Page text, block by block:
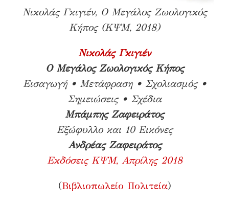
Νικολάς Γκιγιέν, Ο Μεγάλος Ζωολογικός
Κήπος (ΚΨΜ, 2018)
Νικολάς Γκιγιέν
Ο Μεγάλος Ζωολογικός Κήπος
Εισαγωγή • Μετάφραση • Σχολιασμός •
Σημειώσεις • Σχέδια
Μπάμπης Ζαφειράτος
Εξώφυλλο και 10 Εικόνες
Ανδρέας Ζαφειράτος
Εκδόσεις ΚΨΜ, Απρίλης 2018
(Βιβλιοπωλείο Πολιτεία)